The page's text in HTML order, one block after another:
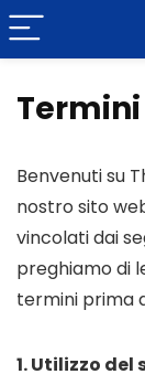
Benvenuti su
nostro sito
vincolati dai
preghiamo di
termini prima
1. Utilizzo del